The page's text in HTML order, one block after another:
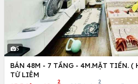
5
BÁN 48M - 7 TẦNG - 4M.MẶT TIỀN. (
TỪ LIÊM
2 2